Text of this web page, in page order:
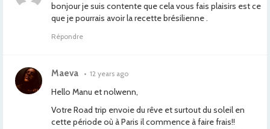
bonjour je suis contente que cela vous fais plaisirs est ce
que je pourrais avoir la recette brésilienne .
Répondre
Maeva • 12 years ago
Hello Manu et nolwenn,
Votre Road trip envoie du rêve et surtout du soleil en
cette période où à Paris il commence à faire frais!!